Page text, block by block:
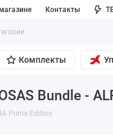
Контакты
Комплекты
Bundle -
Prime Edition